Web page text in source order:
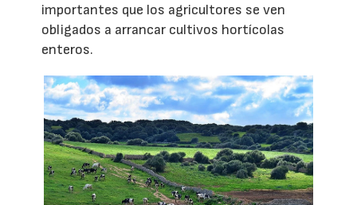
importantes que los agricultores se ven
obligados a arrancar cultivos hortícolas
enteros.